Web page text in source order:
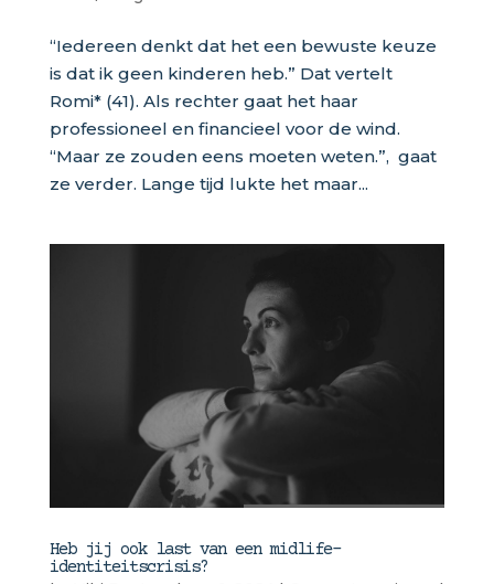
“Iedereen denkt dat het een bewuste keuze
is dat ik geen kinderen heb.” Dat vertelt
Romi* (41). Als rechter gaat het haar
professioneel en financieel voor de wind.
“Maar ze zouden eens moeten weten.”, gaat
ze verder. Lange tijd lukte het maar...
Heb jij ook last van een midlife-
identiteitscrisis?